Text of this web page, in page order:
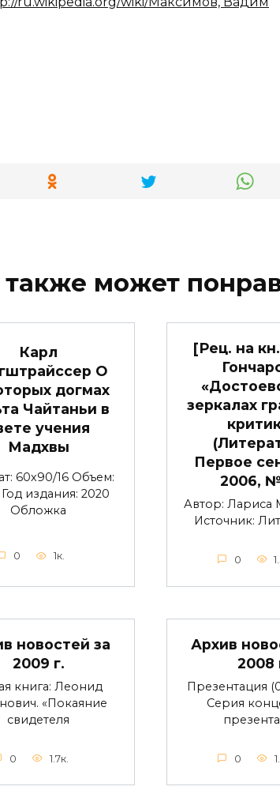
может
Карл
О
догмах
Чайтаньи в
учения
Мадхвы
60х90/16 Объем:
Год издания: 2020
Обложка
0 1к.
[Рец. на
зеркалах
Первое
2006, №
Автор: Лариса
Источник:
0
новостей за
2009 г.
книга: Леонид
«Покаяние
свидетеля
0 1.7к.
Архив
2008
Презентация
Серия
0